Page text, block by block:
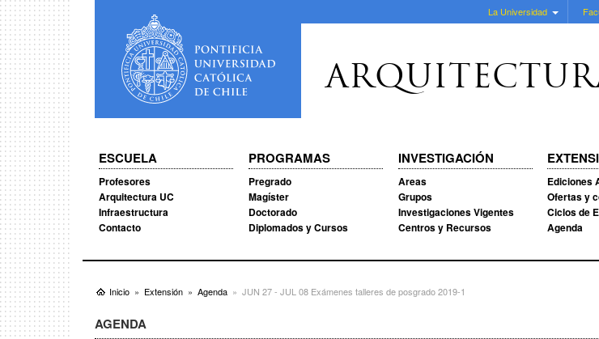
La Universidad
ESCUELA
Profesores
Arquitectura UC
Infraestructura
Contacto
PROGRAMAS
Pregrado
Magíster
Doctorado
Diplomados y Cursos
INVESTIGACIÓN
Areas
Grupos
Investigaciones Vigentes
Centros y Recursos
Ediciones
Ofertas y
Ciclos de
Agenda
Inicio Extensión Agenda JUN 27 - JUL 08 Exámenes talleres de posgrado 2019-1
AGENDA